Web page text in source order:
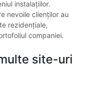
instalațiilor.
nevoile clienților au
rezidențiale,
companiei.
site-uri